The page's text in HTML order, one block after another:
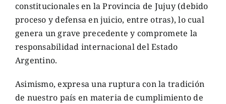
constitucionales en la Provincia de Jujuy (debido
proceso y defensa en juicio, entre otras), lo cual
genera un grave precedente y compromete la
responsabilidad internacional del Estado
Argentino.
Asimismo, expresa una ruptura con la tradición
de nuestro país en materia de cumplimiento de